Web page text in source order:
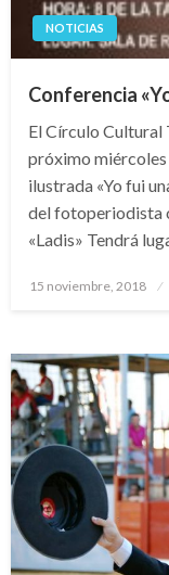
NOTICIAS
Conferencia
El Círculo Cultural
próximo
ilustrada «Yo fui
del fotoperiodista
«Ladis» Tendrá
Publicado
15 noviembre, 2018